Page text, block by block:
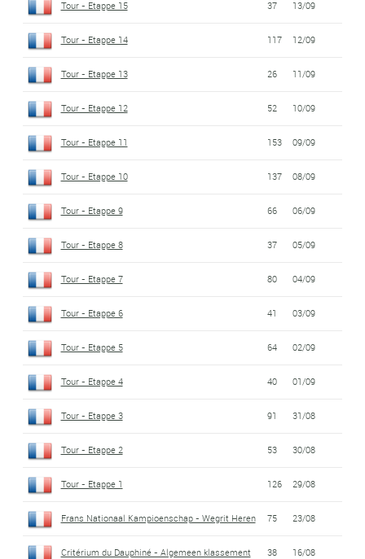
Tour - Etappe 15 37 13/09
Tour - Etappe 14 117 12/09
Tour - Etappe 13 26 11/09
Tour - Etappe 12 52 10/09
Tour - Etappe 11 153 09/09
Tour - Etappe 10 137 08/09
Tour - Etappe 9 66 06/09
Tour - Etappe 8 37 05/09
Tour - Etappe 7 80 04/09
Tour - Etappe 6 41 03/09
Tour - Etappe 5 64 02/09
Tour - Etappe 4 40 01/09
Tour - Etappe 3 91 31/08
Tour - Etappe 2 53 30/08
Tour - Etappe 1 126 29/08
Frans Nationaal Kampioenschap - Wegrit Heren 75 23/08
Critérium du Dauphiné - Algemeen klassement 38 16/08